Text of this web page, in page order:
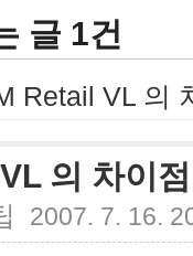
글 1건
Retail VL 의
의 차이점
2007. 7. 16.